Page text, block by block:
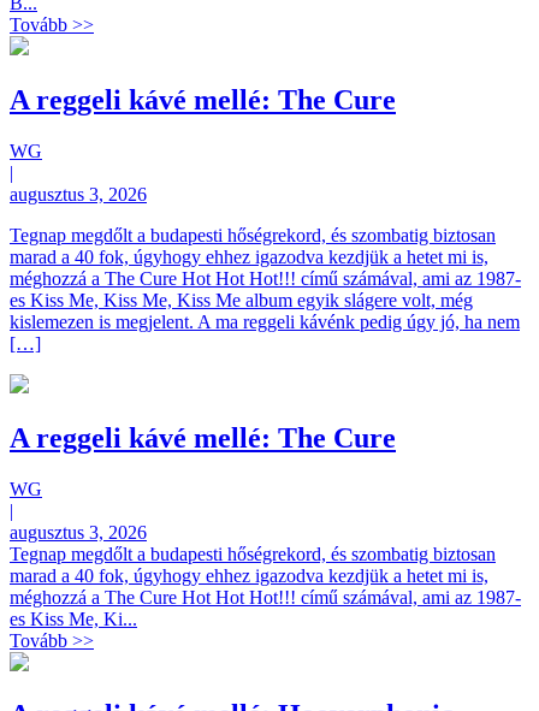
Tovább >>
A reggeli kávé mellé: The Cure
WG
|
augusztus 3, 2026
Tegnap megdőlt a budapesti hőségrekord, és szombatig biztosan
marad a 40 fok, úgyhogy ehhez igazodva kezdjük a hetet mi is,
méghozzá a The Cure Hot Hot Hot!!! című számával, ami az 1987-
es Kiss Me, Kiss Me, Kiss Me album egyik slágere volt, még
kislemezen is megjelent. A ma reggeli kávénk pedig úgy jó, ha nem
[…]
A reggeli kávé mellé: The Cure
WG
|
augusztus 3, 2026
Tegnap megdőlt a budapesti hőségrekord, és szombatig biztosan
marad a 40 fok, úgyhogy ehhez igazodva kezdjük a hetet mi is,
méghozzá a The Cure Hot Hot Hot!!! című számával, ami az 1987-
es Kiss Me, Ki...
Tovább >>